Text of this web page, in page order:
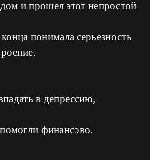
и прошел этот непростой
понимала серьезность
в депрессию,
финансово.